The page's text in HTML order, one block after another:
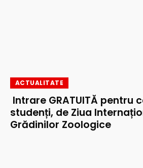
ACTUALITATE
Intrare GRATUITĂ pentru
studenți, de Ziua
Grădinilor Zoologice